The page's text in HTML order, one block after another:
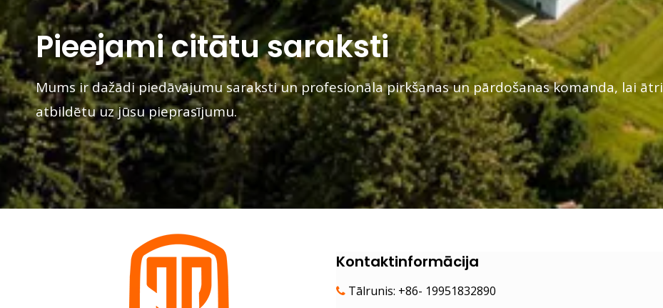
Pieejami citātu saraksti
Mums ir dažādi piedāvājumu saraksti un profesionāla pirkšanas un pārdošanas komanda, lai ātri
atbildētu uz jūsu pieprasījumu.
Kontaktinformācija
 Tālrunis: +86- 19951832890